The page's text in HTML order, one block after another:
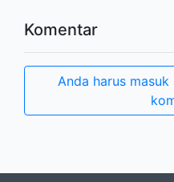
Komentar
Anda harus